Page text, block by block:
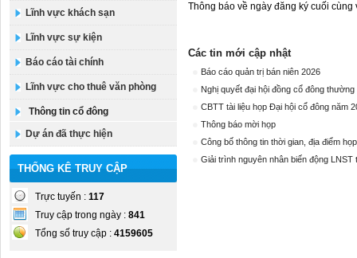
Lĩnh vực khách sạn
Lĩnh vực sự kiện
Báo cáo tài chính
Lĩnh vực cho thuê văn phòng
Thông tin cổ đông
Dự án đã thực hiện
THỐNG KÊ TRUY CẬP
Trực tuyến : 117
Truy cập trong ngày : 841
Tổng số truy cập : 4159605
Thông báo về ngày đăng ký cuối
Các tin mới cập nhật
Báo cáo quản trị bán niên 2026
Nghị quyết đại hội đồng cổ đông thường
CBTT tài liệu họp Đại hội cổ đông năm
Thông báo mời họp
Công bố thông tin thời gian, địa điểm
Giải trình nguyên nhân biến động